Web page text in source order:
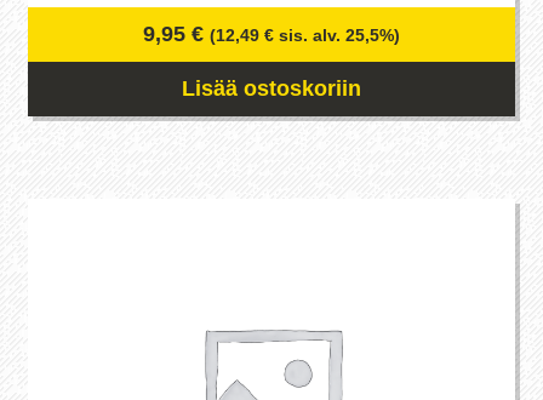
9,95 € (12,49 € sis. alv. 25,5%)
Lisää ostoskoriin